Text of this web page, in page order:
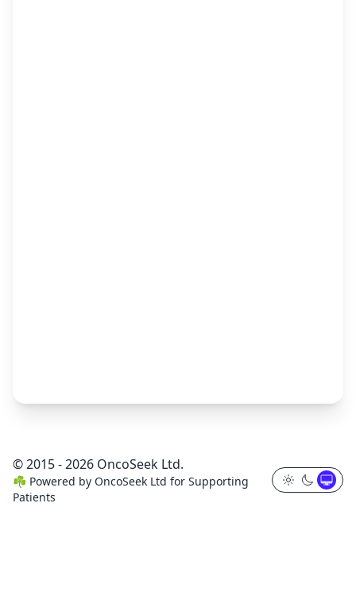
© 2015 - 2026 OncoSeek Ltd.
☘️ Powered by OncoSeek Ltd for Supporting
Patients